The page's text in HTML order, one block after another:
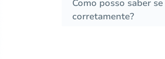
Como posso saber
corretamente?